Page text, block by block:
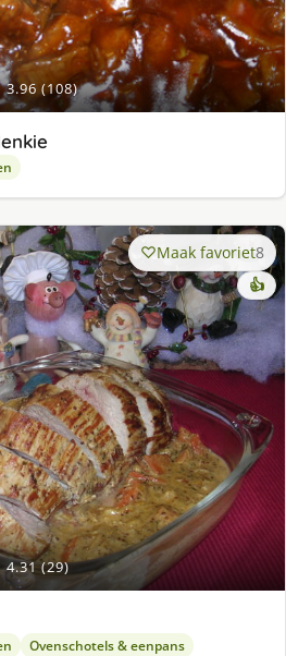
3.96 (108)
4.31 (29)
Maak favoriet8
👍
Ovenschotels & eenpans